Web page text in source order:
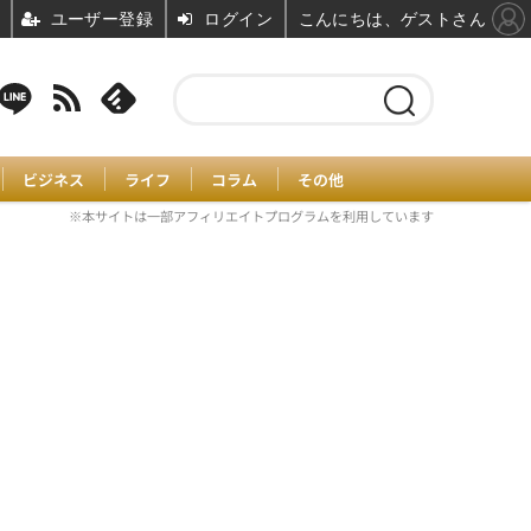
ビジネス ライフ コラム その他
※本サイトは一部アフィリエイトプログラムを利用しています
ユーザー登録 ログイン こんにちは、ゲストさん